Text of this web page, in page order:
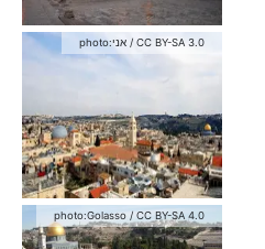
photo:אני / CC BY-SA 3.0
photo:Golasso / CC BY-SA 4.0